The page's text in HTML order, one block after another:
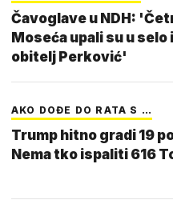
Čavoglave u NDH:
Moseća upali su u selo
obitelj Perković'
AKO DOĐE DO RATA S …
Trump hitno gradi 19
Nema tko ispaliti 616